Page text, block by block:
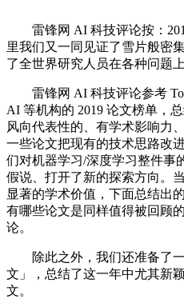
雷锋网 AI 科技评论按：
里我们又一同见证了雪片般密
了全世界研究人员在各种问题
雷锋网 AI 科技评论参考
AI 等机构的 2019 论文榜单，
风向代表性的、有学术影响力
一些论文把现有的技术思路改
们对机器学习/深度学习整件事
假说、打开了新的探索方向。
显著的学术价值，下面总结出
有哪些论文是同样值得被回顾
论。
除此之外，我们还准备了一
文」，总结了这一年中尤其新
文。